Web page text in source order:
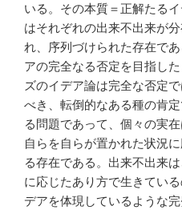
いる。その本質＝正解たる
はそれぞれの出来不出来が
れ、序列づけられた存在で
アの完全なる否定を目指し
ズのイデア論は完全な否定
べき、転倒的なある種の肯
る問題であって、個々の実
自らを自らが置かれた状況
る存在である。出来不出来
に応じたあり方で生きてい
デアを体現しているような